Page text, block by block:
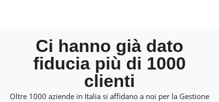
Ci hanno già dato
fiducia più di 1000
clienti
Oltre 1000 aziende in Italia si affidano a noi per la Gestione